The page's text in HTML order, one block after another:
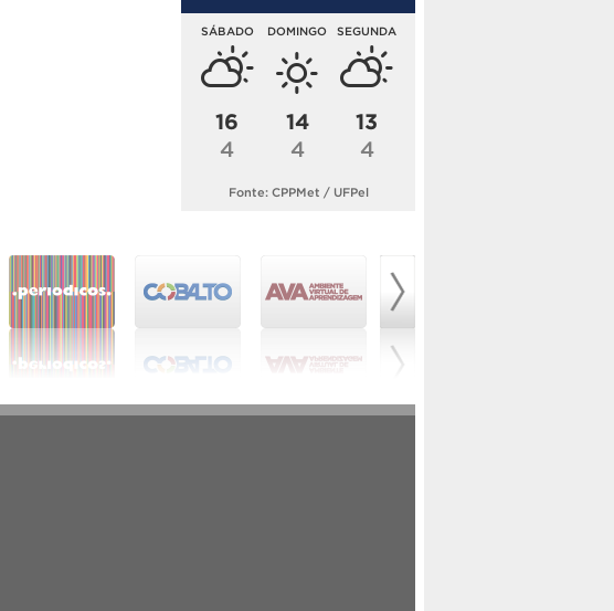
SÁBADO
16
4
DOMINGO
14
4
SEGUNDA
13
4
Fonte: CPPMet / UFPel